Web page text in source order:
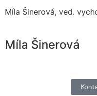
Míla Šinerová, ved.
Míla Šinerová